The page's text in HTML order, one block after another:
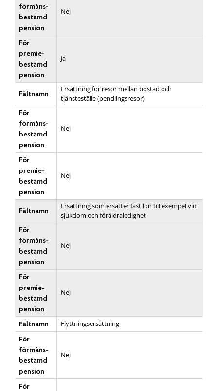
förmåns­
bestämd
pension
Nej
För
premie­
bestämd
pension
Ja
Fältnamn
Ersättning för resor mellan bostad och
tjänsteställe (pendlingsresor)
För
förmåns­
bestämd
pension
Nej
För
premie­
bestämd
pension
Nej
Fältnamn
Ersättning som ersätter fast lön till exempel vid
sjukdom och föräldraledighet
För
förmåns­
bestämd
pension
Nej
För
premie­
bestämd
pension
Nej
Fältnamn
Flyttningsersättning
För
förmåns­
bestämd
pension
Nej
För